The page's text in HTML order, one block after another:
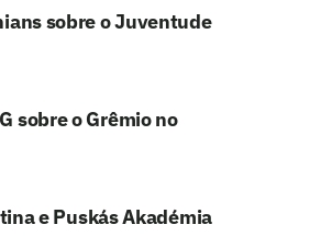
sobre o Juventude
sobre o Grêmio no
e Puskás Akadémia